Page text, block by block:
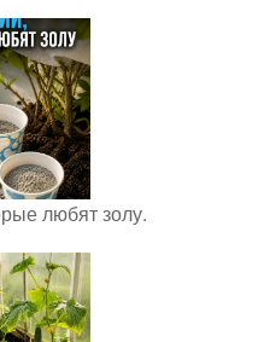
любят золу.